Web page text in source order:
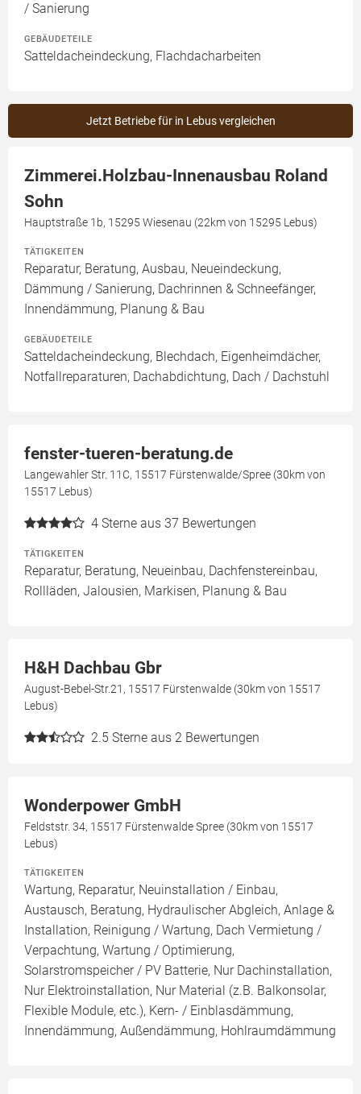
/ Sanierung
GEBÄUDETEILE
Satteldacheindeckung, Flachdacharbeiten
Jetzt Betriebe für in Lebus vergleichen
Zimmerei.Holzbau-Innenausbau Roland
Sohn
Hauptstraße 1b, 15295 Wiesenau (22km von 15295 Lebus)
TÄTIGKEITEN
Reparatur, Beratung, Ausbau, Neueindeckung,
Dämmung / Sanierung, Dachrinnen & Schneefänger,
Innendämmung, Planung & Bau
GEBÄUDETEILE
Satteldacheindeckung, Blechdach, Eigenheimdächer,
Notfallreparaturen, Dachabdichtung, Dach / Dachstuhl
fenster-tueren-beratung.de
Langewahler Str. 11C, 15517 Fürstenwalde/Spree (30km von
15517 Lebus)
4 Sterne aus 37 Bewertungen
TÄTIGKEITEN
Reparatur, Beratung, Neueinbau, Dachfenstereinbau,
Rollläden, Jalousien, Markisen, Planung & Bau
H&H Dachbau Gbr
August-Bebel-Str.21, 15517 Fürstenwalde (30km von 15517
Lebus)
2.5 Sterne aus 2 Bewertungen
Wonderpower GmbH
Feldststr. 34, 15517 Fürstenwalde Spree (30km von 15517
Lebus)
TÄTIGKEITEN
Wartung, Reparatur, Neuinstallation / Einbau,
Austausch, Beratung, Hydraulischer Abgleich, Anlage &
Installation, Reinigung / Wartung, Dach Vermietung /
Verpachtung, Wartung / Optimierung,
Solarstromspeicher / PV Batterie, Nur Dachinstallation,
Nur Elektroinstallation, Nur Material (z.B. Balkonsolar,
Flexible Module, etc.), Kern- / Einblasdämmung,
Innendämmung, Außendämmung, Hohlraumdämmung